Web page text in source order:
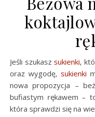
Jeśli szukaszsukienki,
oraz wygodę, sukienki
nowa propozycja –
bufiastym rękawem –
która sprawdzi się na